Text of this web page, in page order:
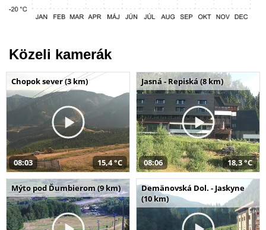
Közeli kamerák
Chopok sever (3 km)
08:03 15,4 °C
Jasná - Repiská (8 km)
08:06 18,3 °C
Mýto pod Ďumbierom (9 km)
Demänovská Dol. - Jaskyne
(10 km)